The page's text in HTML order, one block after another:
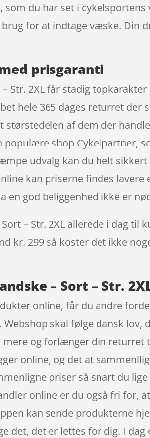
du har set i
for at indtage væske. Din
prisgaranti
– Str. 2XL får stadig
hele 365 dages returret der
af dem der
populære shop Cykelpartner,
udvalg kan du helt
kan priserne findes lavere
en god beliggenhed ikke er
– Str. 2XL allerede i dag til
kr. 299 så koster det ikke
– Sort – Str.
online, får du andre
skal følge dansk lov,
og forlænger din returret
online, og det at
priser så snart du
online er du også fri for,
kan sende produkterne
det, det er lettes for dig. I